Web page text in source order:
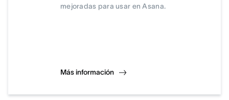
mejoradas para usar en Asana.
Más información